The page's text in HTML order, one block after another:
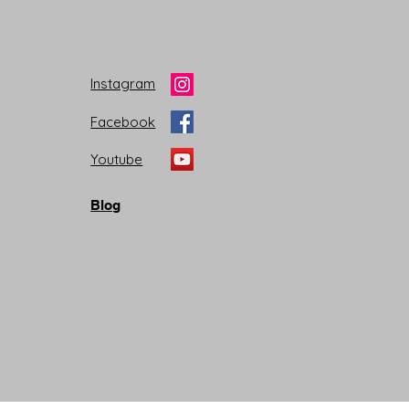
Instagram
Facebook
Youtube
Blog